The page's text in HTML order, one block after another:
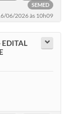
SEMED
06/2026 às 10h09
EDITAL